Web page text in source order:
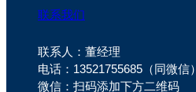
联系我们
联系人：董经理
电话：13521755685（同微信）
微信：扫码添加下方二维码